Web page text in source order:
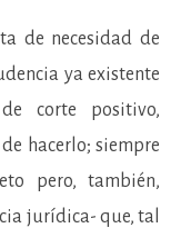
de necesidad de
ya existente
corte positivo,
hacerlo; siempre
pero, también,
jurídica- que, tal